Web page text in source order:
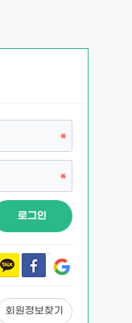
로그인
회원정보찾기